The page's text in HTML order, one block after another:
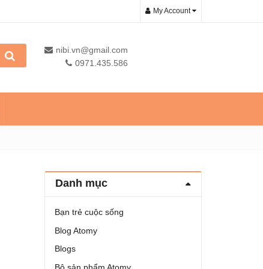
My Account
nibi.vn@gmail.com
0971.435.586
Danh mục
Bạn trẻ cuộc sống
Blog Atomy
Blogs
Bộ sản phẩm Atomy